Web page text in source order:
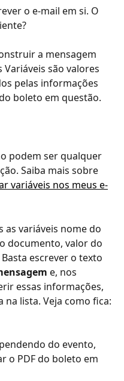
o e-mail em si. O
a mensagem
Variáveis são valores
pelas informações
boleto em questão.
podem ser qualquer
Saiba mais sobre
variáveis nos meus e-
as variáveis nome do
documento, valor do
escrever o texto
e, nos
essas informações,
na lista. Veja como fica:
do evento,
o PDF do boleto em